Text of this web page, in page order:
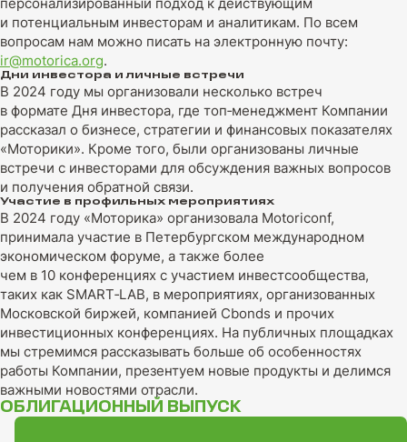
и потенциальным инвесторам и аналитикам. По всем
вопросам нам можно писать на электронную почту:
ir@motorica.org.
Дни инвестора и личные встречи
В 2024 году мы организовали несколько встреч
в формате Дня инвестора, где топ‑менеджмент Компании
рассказал о бизнесе, стратегии и финансовых показателях
«Моторики». Кроме того, были организованы личные
встречи с инвесторами для обсуждения важных вопросов
и получения обратной связи.
Участие в профильных мероприятиях
В 2024 году «Моторика» организовала Motoriconf,
принимала участие в Петербургском международном
экономическом форуме, а также более
чем в 10 конференциях с участием инвестсообщества,
таких как SMART‑LAB, в мероприятиях, организованных
Московской биржей, компанией Cbonds и прочих
инвестиционных конференциях. На публичных площадках
мы стремимся рассказывать больше об особенностях
работы Компании, презентуем новые продукты и делимся
важными новостями отрасли.
ОБЛИГАЦИОННЫЙ ВЫПУСК